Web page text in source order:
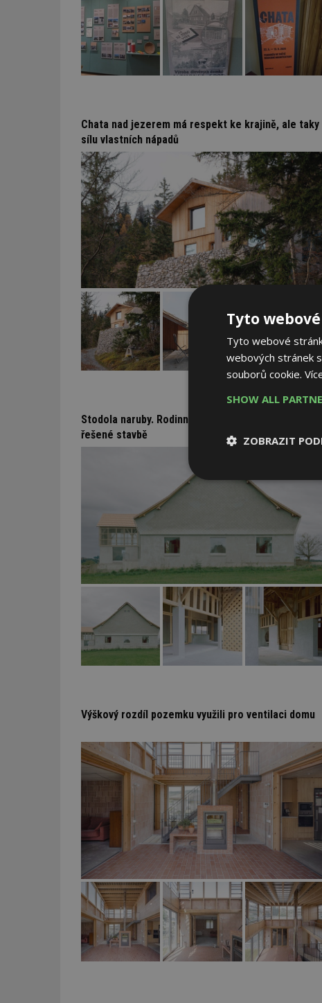
Chata nad jezerem má respekt ke krajině, ale taky
sílu vlastních nápadů
Stodola naruby. Rodinný dům se usadil v neobvykle
řešené stavbě
Výškový rozdíl pozemku využili pro ventilaci domu
Tyto
Tyto webové
webových stránek
souborů cookie.
SHOW ALL
ZOBRAZIT
Nezbytně
nutné soubory
Nezbytně nutné
Nezbytně nutné
Webové stránky nelze
Název
id
_hjFirstSeen
counter